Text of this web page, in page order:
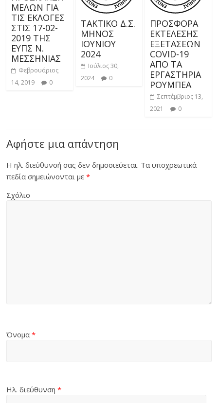
ΜΕΛΩΝ ΓΙΑ
ΤΙΣ ΕΚΛΟΓΕΣ
ΣΤΙΣ 17-02-
2019 ΤΗΣ
ΕΥΠΣ Ν.
ΜΕΣΣΗΝΙΑΣ
Φεβρουάριος
14, 2019
0
ΤΑΚΤΙΚΟ Δ.Σ.
ΜΗΝΟΣ
ΙΟΥΝΙΟΥ
2024
Ιούλιος 30,
2024
0
ΠΡΟΣΦΟΡΑ
ΕΚΤΕΛΕΣΗΣ
ΕΞΕΤΑΣΕΩΝ
COVID-19
ΑΠΟ ΤΑ
ΕΡΓΑΣΤΗΡΙΑ
ΡΟΥΜΠΕΑ
Σεπτέμβριος 13,
2021
0
Αφήστε μια απάντηση
Η ηλ. διεύθυνσή σας δεν δημοσιεύεται. Τα υποχρεωτικά
πεδία σημειώνονται με*
Σχόλιο
Όνομα*
Ηλ. διεύθυνση*